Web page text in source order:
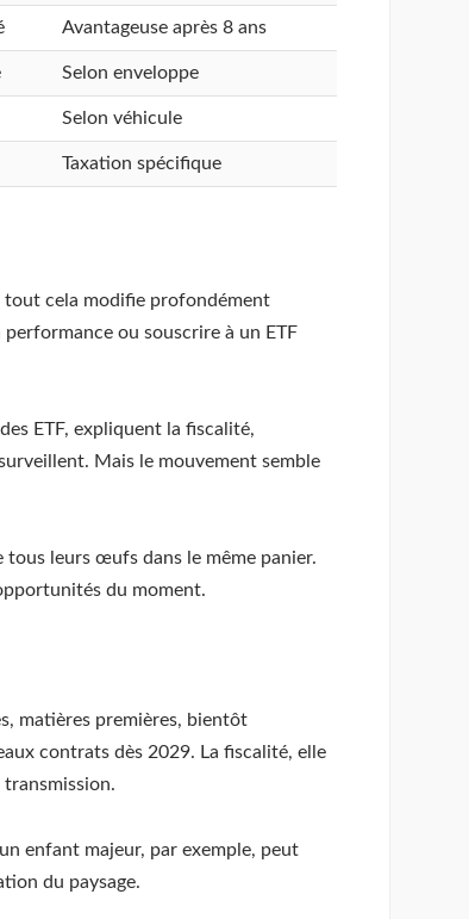
Avantageuse après 8 ans
Selon enveloppe
Selon véhicule
Taxation spécifique
tout cela modifie profondément
ou souscrire à un ETF
ETF, expliquent la fiscalité,
Mais le mouvement semble
leurs œufs dans le même panier.
du moment.
matières premières, bientôt
contrats dès 2029. La fiscalité, elle
enfant majeur, par exemple, peut
du paysage.